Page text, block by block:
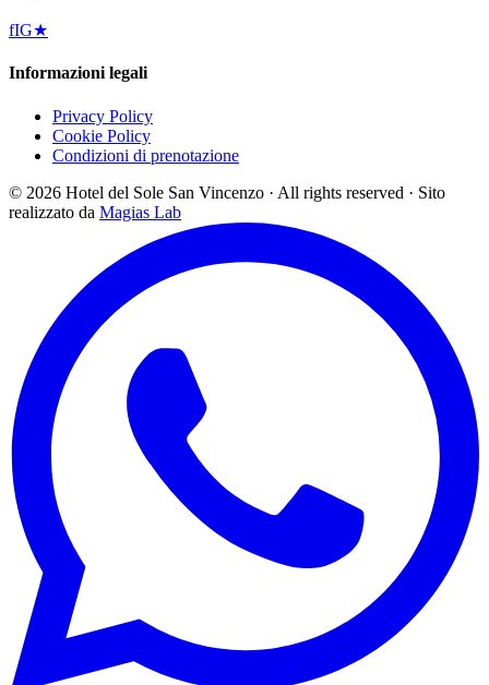
fIG★
Informazioni legali
Privacy Policy
Cookie Policy
Condizioni di prenotazione
© 2026 Hotel del Sole San Vincenzo · All rights reserved · Sito
realizzato da Magias Lab